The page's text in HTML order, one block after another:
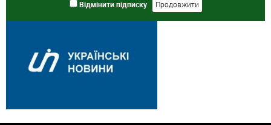
Відмінити підписку